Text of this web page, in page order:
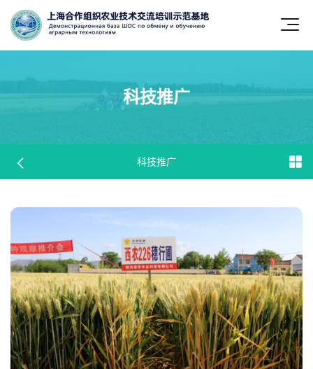
科技推广
科技推广
科技推广
科技推广
科技推广
科技推广
科技推广
科技推广
科技推广
科技推广
科技推广
科技推广
科技推广
科技推广
科技推广
科技推广
科技推广
科技推广
科技推广
科技推广
科技推广
科技推广
科技推广
科技推广
科技推广
科技推广
科技推广
科技推广
科技推广
科技推广
科技推广
科技推广
科技推广
科技推广
科技推广
科技推广
科技推广
科技推广
科技推广
科技推广
科技推广
科技推广
科技推广
科技推广
科技推广
科技推广
科技推广
科技推广
科技推广
科技推广
科技推广
科技推广
科技推广
科技推广
科技推广
科技推广
科技推广
科技推广
科技推广
科技推广
科技推广
科技推广
科技推广
科技推广
科技推广
科技推广
科技推广
科技推广
科技推广
科技推广
科技推广
科技推广